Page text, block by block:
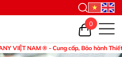
VIỆT NAM ® - Cung cấp, Bảo hành Thiết
0